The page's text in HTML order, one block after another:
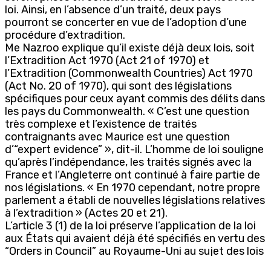
loi. Ainsi, en l’absence d’un traité, deux pays
pourront se concerter en vue de l’adoption d’une
procédure d’extradition.
Me Nazroo explique qu’il existe déjà deux lois, soit
l’Extradition Act 1970 (Act 21 of 1970) et
l’Extradition (Commonwealth Countries) Act 1970
(Act No. 20 of 1970), qui sont des législations
spécifiques pour ceux ayant commis des délits dans
les pays du Commonwealth. « C’est une question
très complexe et l’existence de traités
contraignants avec Maurice est une question
d’“expert evidence” », dit-il. L’homme de loi souligne
qu’après l’indépendance, les traités signés avec la
France et l’Angleterre ont continué à faire partie de
nos législations. « En 1970 cependant, notre propre
parlement a établi de nouvelles législations relatives
à l’extradition » (Actes 20 et 21).
L’article 3 (1) de la loi préserve l’application de la loi
aux États qui avaient déjà été spécifiés en vertu des
“Orders in Council” au Royaume-Uni au sujet des lois